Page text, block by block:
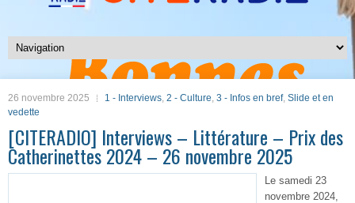
26 novembre 2025 1 - Interviews, 2 - Culture, 3 - Infos en bref, Slide et en
vedette
[CITERADIO] Interviews – Littérature – Prix des
Catherinettes 2024 – 26 novembre 2025
Le samedi 23
novembre 2024,